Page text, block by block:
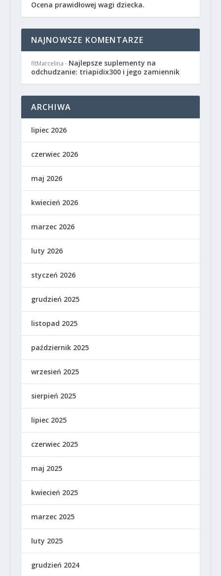
Ocena prawidłowej wagi dziecka.
NAJNOWSZE KOMENTARZE
fitMarcelina - Najlepsze suplementy na
odchudzanie: triapidix300 i jego zamiennik
ARCHIWA
lipiec 2026
czerwiec 2026
maj 2026
kwiecień 2026
marzec 2026
luty 2026
styczeń 2026
grudzień 2025
listopad 2025
październik 2025
wrzesień 2025
sierpień 2025
lipiec 2025
czerwiec 2025
maj 2025
kwiecień 2025
marzec 2025
luty 2025
grudzień 2024